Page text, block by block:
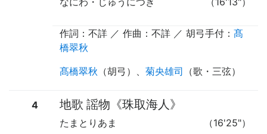
作詞：不詳 ／ 作曲：不詳 ／ 胡弓手付 ： 髙
橋翠秋
髙橋翠秋 （胡弓 ）、 菊央雄司 （歌 ・ 三弦）
4 地歌 謡物《珠取海人》
（16'25"）
たまとりあま